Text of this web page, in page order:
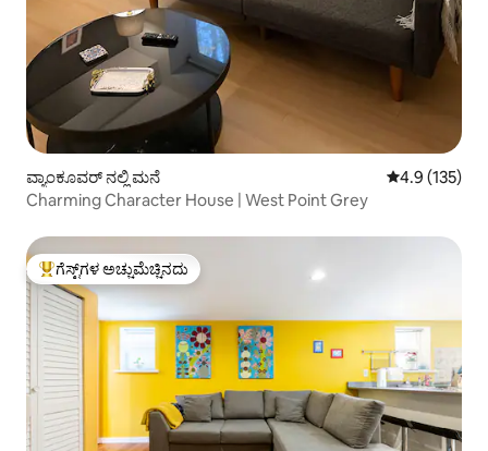
ವ್ಯಾಂಕೂವರ್ ನಲ್ಲಿ ಮನೆ 5 ರಲ್ಲಿ 4.9
4.9 (135)
Charming Character House | West Point Grey
ಗೆಸ್ಟ್‌ಗಳಿಗೆ ಅತಿ ಹೆಚ್ಚು ಅಚ್ಚುಮೆಚ್ಚಿನದು
ಗೆಸ್ಟ್‌ಗಳ ಅಚ್ಚುಮೆಚ್ಚಿನದು